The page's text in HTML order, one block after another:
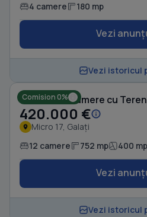
4 camere 180 mp
Vezi
Vezi istoricul
Comision 0%
Casă cu 12 camere cu
420.000 €
Micro 17, Galați
12 camere 752 mp 400
Vezi
Vezi istoricul